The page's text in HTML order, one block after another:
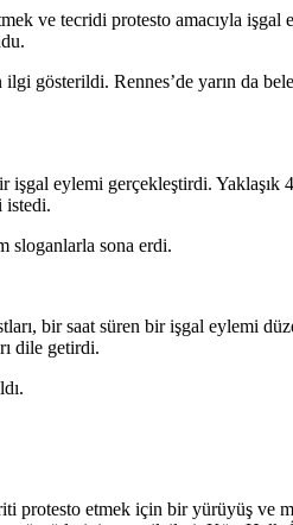
ve tecridi protesto amacıyla
gösterildi. Rennes’de yarın da
eylemi gerçekleştirdi. Yaklaşık
istedi.
sloganlarla sona erdi.
bir saat süren bir işgal eylemi
dile getirdi.
protesto etmek için bir yürüyüş ve